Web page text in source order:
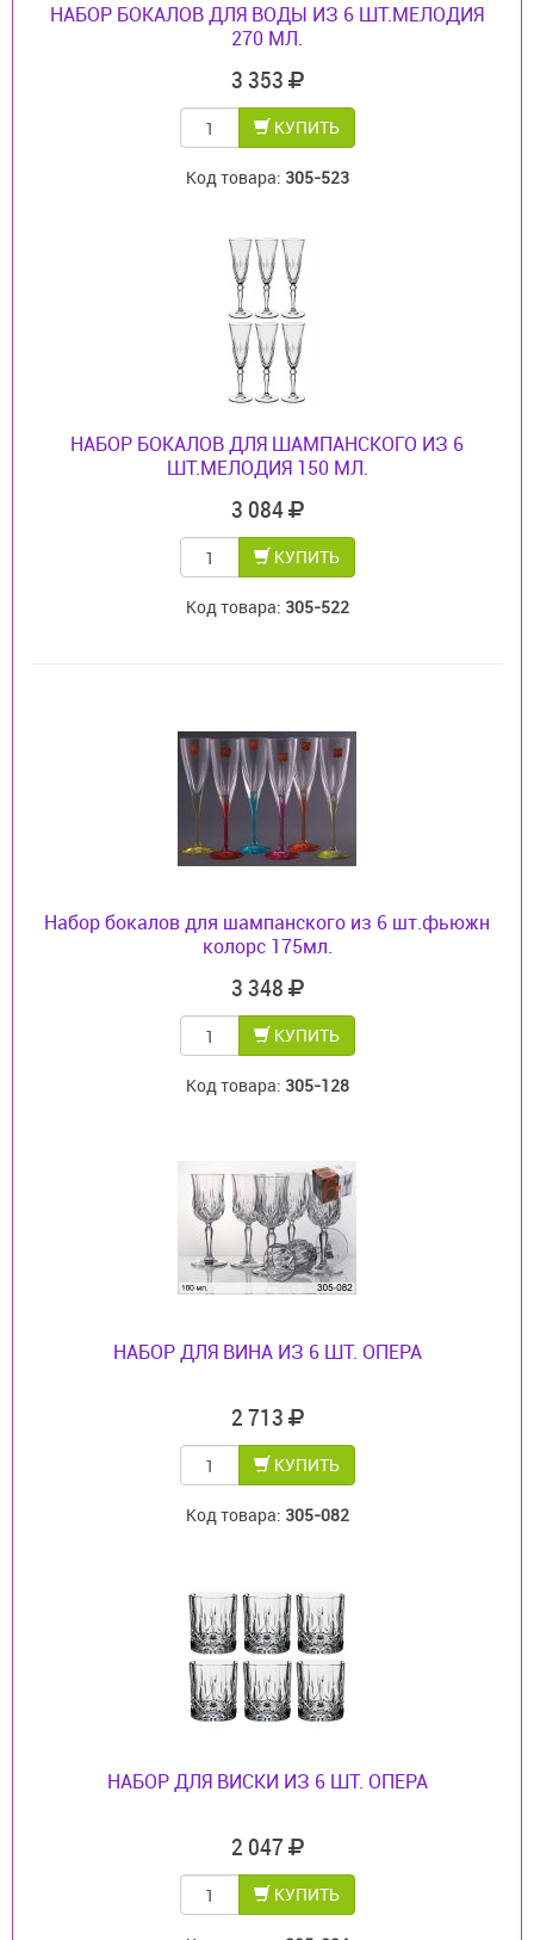
НАБОР БОКАЛОВ ДЛЯ ВОДЫ ИЗ 6 ШТ.МЕЛОДИЯ
270 МЛ.
3 353
КУПИТЬ
Код товара: 305-523
НАБОР БОКАЛОВ ДЛЯ ШАМПАНСКОГО ИЗ 6
ШТ.МЕЛОДИЯ 150 МЛ.
3 084
КУПИТЬ
Код товара: 305-522
Набор бокалов для шампанского из 6 шт.фьюжн
колорс 175мл.
3 348
КУПИТЬ
Код товара: 305-128
НАБОР ДЛЯ ВИНА ИЗ 6 ШТ. ОПЕРА
2 713
КУПИТЬ
Код товара: 305-082
НАБОР ДЛЯ ВИСКИ ИЗ 6 ШТ. ОПЕРА
2 047
КУПИТЬ